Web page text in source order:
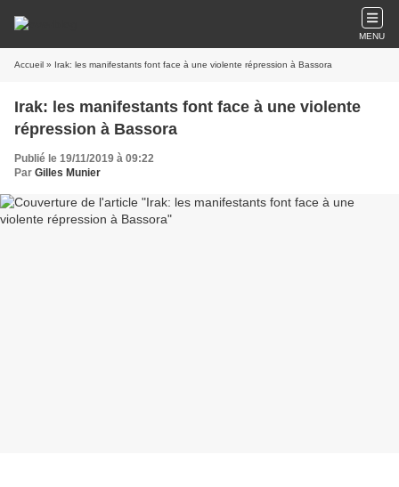
MENU
Accueil » Irak: les manifestants font face à une violente répression à Bassora
Irak: les manifestants font face à une violente
répression à Bassora
Publié le 19/11/2019 à 09:22
Par Gilles Munier